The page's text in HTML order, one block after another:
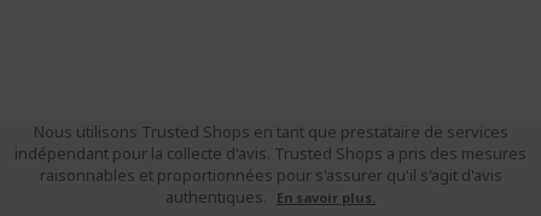
Nous utilisons Trusted Shops en tant que prestataire de services
indépendant pour la collecte d'avis. Trusted Shops a pris des mesures
raisonnables et proportionnées pour s'assurer qu'il s'agit d'avis
authentiques.
En savoir plus.